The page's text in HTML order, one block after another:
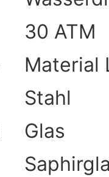
30 ATM
Material
Stahl
Glas